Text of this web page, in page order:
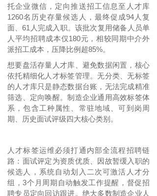
托企业微信，定向推送招工信息至人才库
1260名历史存量候选人，最终促成94人复
面、61人完成入职。该批次复用储备人员单
人平均招聘成本仅180元，相较同期中介外
派招工成本，压降比例超85%。
想要盘活存量人才库、避免数据闲置，核心
依托精细化人才标签管理。无分类、无标签
的人才库只是静态数据台账，无法完成精准
筛选、定向唤醒。制造企业通用高效标签体
系，包含工种属性、常驻地域、可到岗周
期、历史面试评级四大核心类别。
人才标签运维必须打通内部全流程招聘链
路：面试评定为资质优质、因故暂缓入职的
候选人，系统自动划入二次可激活人才分
组，3个月周期自动触发工作提醒，督促招
聘专员定向回访跟进。绝大多数制造企业人